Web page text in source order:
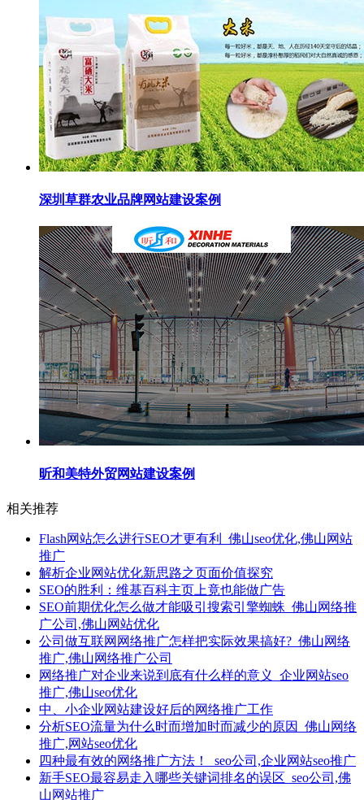
深圳草群农业品牌网站建设案例
昕和美特外贸网站建设案例
相关推荐
Flash网站怎么进行SEO才更有利_佛山seo优化,佛山网站
推广
解析企业网站优化新思路之页面价值探究
SEO的胜利：维基百科主页上竟也能做广告
SEO前期优化怎么做才能吸引搜索引擎蜘蛛_佛山网络推
广公司,佛山网站优化
公司做互联网网络推广怎样把实际效果搞好?_佛山网络
推广,佛山网络推广公司
网络推广对企业来说到底有什么样的意义_企业网站seo
推广,佛山seo优化
中、小企业网站建设好后的网络推广工作
分析SEO流量为什么时而增加时而减少的原因_佛山网络
推广,网站seo优化
四种最有效的网络推广方法！_seo公司,企业网站seo推广
新手SEO最容易走入哪些关键词排名的误区_seo公司,佛
山网站推广